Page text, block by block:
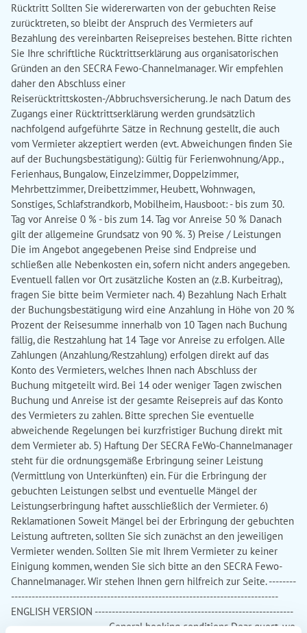
Rücktritt Sollten Sie widererwarten von der gebuchten Reise
zurücktreten, so bleibt der Anspruch des Vermieters auf
Bezahlung des vereinbarten Reisepreises bestehen. Bitte richten
Sie Ihre schriftliche Rücktrittserklärung aus organisatorischen
Gründen an den SECRA Fewo-Channelmanager. Wir empfehlen
daher den Abschluss einer
Reiserücktrittskosten-/Abbruchsversicherung. Je nach Datum des
Zugangs einer Rücktrittserklärung werden grundsätzlich
nachfolgend aufgeführte Sätze in Rechnung gestellt, die auch
vom Vermieter akzeptiert werden (evt. Abweichungen finden Sie
auf der Buchungsbestätigung): Gültig für Ferienwohnung/App.,
Ferienhaus, Bungalow, Einzelzimmer, Doppelzimmer,
Mehrbettzimmer, Dreibettzimmer, Heubett, Wohnwagen,
Sonstiges, Schlafstrandkorb, Mobilheim, Hausboot: - bis zum 30.
Tag vor Anreise 0 % - bis zum 14. Tag vor Anreise 50 % Danach
gilt der allgemeine Grundsatz von 90 %. 3) Preise / Leistungen
Die im Angebot angegebenen Preise sind Endpreise und
schließen alle Nebenkosten ein, sofern nicht anders angegeben.
Eventuell fallen vor Ort zusätzliche Kosten an (z.B. Kurbeitrag),
fragen Sie bitte beim Vermieter nach. 4) Bezahlung Nach Erhalt
der Buchungsbestätigung wird eine Anzahlung in Höhe von 20 %
Prozent der Reisesumme innerhalb von 10 Tagen nach Buchung
fällig, die Restzahlung hat 14 Tage vor Anreise zu erfolgen. Alle
Zahlungen (Anzahlung/Restzahlung) erfolgen direkt auf das
Konto des Vermieters, welches Ihnen nach Abschluss der
Buchung mitgeteilt wird. Bei 14 oder weniger Tagen zwischen
Buchung und Anreise ist der gesamte Reisepreis auf das Konto
des Vermieters zu zahlen. Bitte sprechen Sie eventuelle
abweichende Regelungen bei kurzfristiger Buchung direkt mit
dem Vermieter ab. 5) Haftung Der SECRA FeWo-Channelmanager
steht für die ordnungsgemäße Erbringung seiner Leistung
(Vermittlung von Unterkünften) ein. Für die Erbringung der
gebuchten Leistungen selbst und eventuelle Mängel der
Leistungserbringung haftet ausschließlich der Vermieter. 6)
Reklamationen Soweit Mängel bei der Erbringung der gebuchten
Leistung auftreten, sollten Sie sich zunächst an den jeweiligen
Vermieter wenden. Sollten Sie mit Ihrem Vermieter zu keiner
Einigung kommen, wenden Sie sich bitte an den SECRA Fewo-
Channelmanager. Wir stehen Ihnen gern hilfreich zur Seite. --------
------------------------------------------------------------------------------
ENGLISH VERSION ----------------------------------------------------------
---------------------------- General booking conditions Dear guest, we